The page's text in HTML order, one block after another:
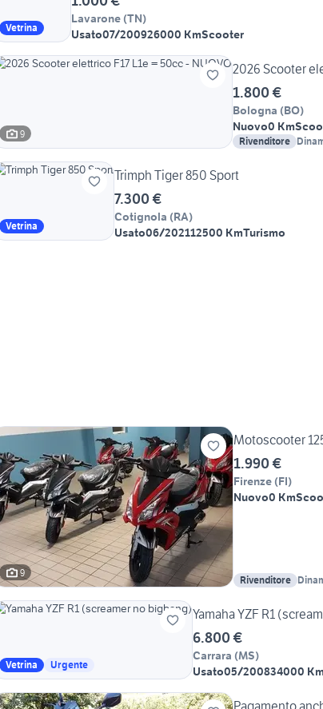
Vetrina
Lavarone (TN)
Usato07/200926000 KmScooter
9
2026 Scooter
1.800 €
Bologna (BO)
Nuovo0 Km
Rivenditore
Vetrina
Trimph Tiger 850 Sport
7.300 €
Cotignola (RA)
Usato06/202112500 KmTurismo
9
Motoscooter
1.990 €
Firenze (FI)
Nuovo0 Km
Rivenditore
Vetrina Urgente
Yamaha YZF R1
6.800 €
Carrara (MS)
Usato05/200834000 Km